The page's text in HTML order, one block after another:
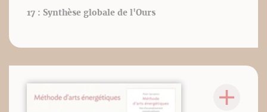
17 : Synthèse globale de l'Ours